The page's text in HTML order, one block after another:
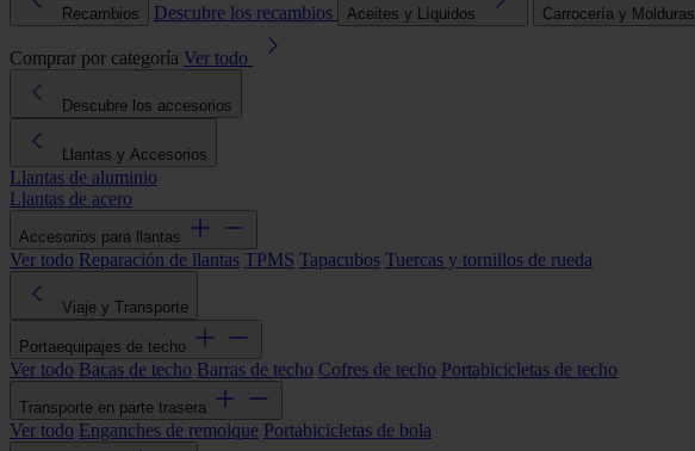
Recambios Descubre los recambios Aceites y Líquidos Carrocería y Molduras
Comprar por categoría Ver todo
Descubre los accesorios
Llantas y Accesorios
Llantas de aluminio
Llantas de acero
Accesorios para llantas
Ver todo Reparación de llantas TPMS Tapacubos Tuercas y tornillos de rueda
Viaje y Transporte
Portaequipajes de techo
Ver todo Bacas de techo Barras de techo Cofres de techo Portabicicletas de techo
Transporte en parte trasera
Ver todo Enganches de remolque Portabicicletas de bola